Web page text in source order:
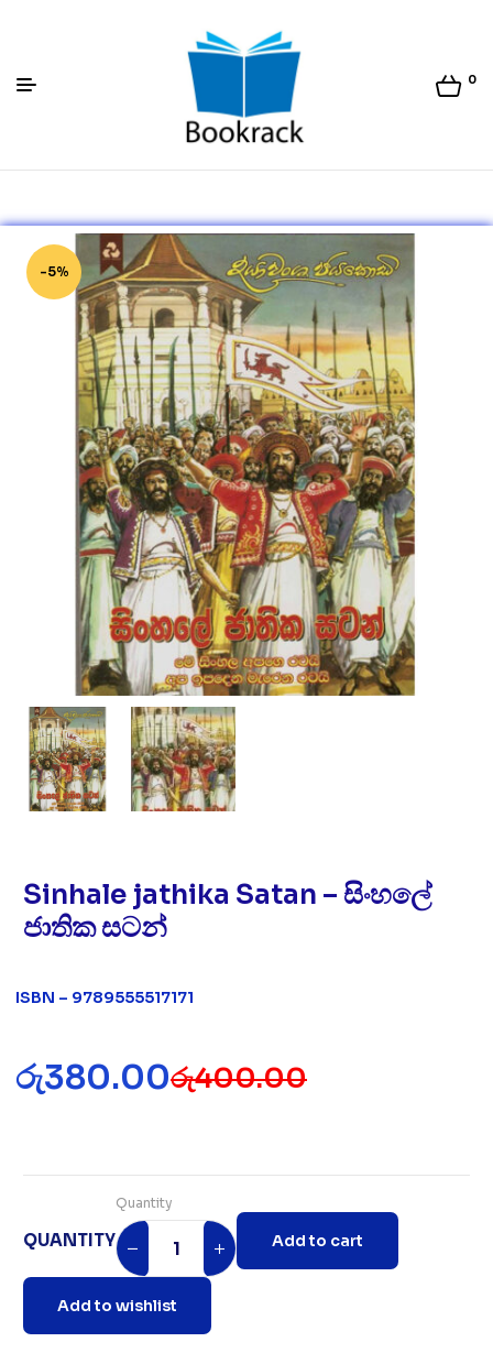
Bookrack.lk
0
-5%
Sinhale jathika Satan – සිංහලේ
ජාතික සටන්
ISBN – 9789555517171
රු400.00
රු380.00
QUANTITY
Quantity
Add to cart
Add to wishlist